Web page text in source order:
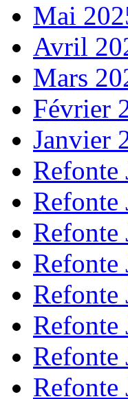
Mai
Avril
Mars
Février
Janvier
Refonte
Refonte
Refonte
Refonte
Refonte
Refonte
Refonte
Refonte